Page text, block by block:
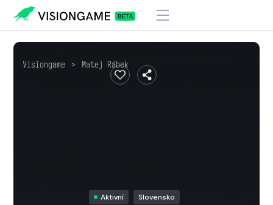
Visiongame > Matej Rábek
Aktivní Slovensko